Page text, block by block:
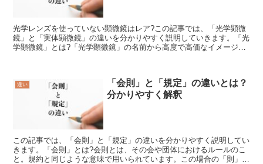
光学レンズを使っていない顕微鏡はレア?この記事では、「光学顕微
鏡」と「実体顕微鏡」の違いを分かりやすく説明していきます。「光
学顕微鏡」とは?「光学顕微鏡」の名前から高度で高価なイメージを
違い
「会則」と「規定」の違いとは？
分かりやすく解釈
この記事では、「会則」と「規定」の違いを分かりやすく説明してい
きます。「会則」とは?会則とは、その会や団体におけるルールのこ
と。規約と同じような意味で用いられています。この場合の「則」と